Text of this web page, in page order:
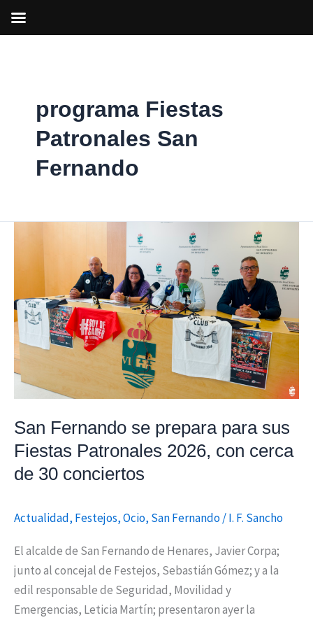
programa Fiestas
Patronales San
Fernando
San Fernando se prepara para sus
Fiestas Patronales 2026, con cerca
de 30 conciertos
Actualidad, Festejos,Ocio, San Fernando/I. F. Sancho
El alcalde de San Fernando de Henares, Javier Corpa;
junto al concejal de Festejos, Sebastián Gómez; y a la
edil responsable de Seguridad, Movilidad y
Emergencias, Leticia Martín; presentaron ayer la
San
se
prepara
para
sus
Fiestas
Patronales
2026,
cerca
de
30